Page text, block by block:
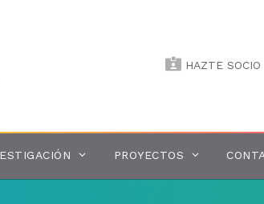
HAZTE SOCIO
PROYECTOS